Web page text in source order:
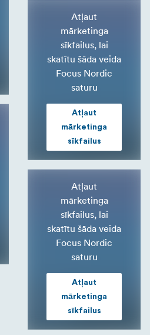
Atļaut
mārketinga
sīkfailus, lai
skatītu šāda veida
Focus Nordic
saturu
Atļaut
mārketinga
sīkfailus
Atļaut
mārketinga
sīkfailus, lai
skatītu šāda veida
Focus Nordic
saturu
Atļaut
mārketinga
sīkfailus